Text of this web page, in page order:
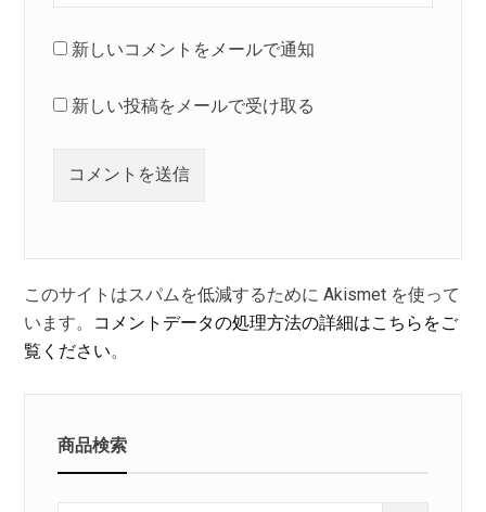
新しいコメントをメールで通知
新しい投稿をメールで受け取る
このサイトはスパムを低減するために Akismet を使って
います。 コメントデータの処理方法の詳細はこちらをご
覧ください。
商品検索